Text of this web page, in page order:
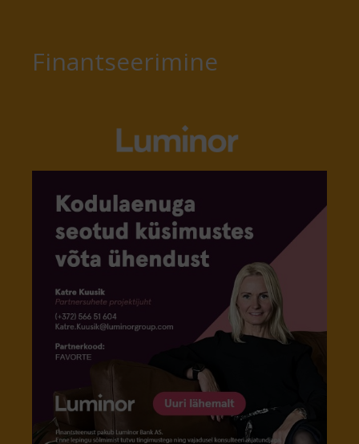
Finantseerimine